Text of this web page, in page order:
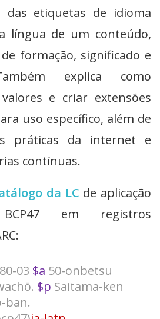
etiquetas de idioma
língua de um conteúdo,
formação, significado e
explica como
e criar extensões
uso específico, além de
práticas da internet e
contínuas.
da LC de aplicação
em registros
03 $a 50-onbetsu
$p Saitama-ken
ban.